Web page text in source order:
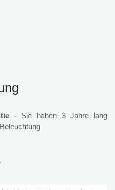
- Sie haben 3 Jahre lang